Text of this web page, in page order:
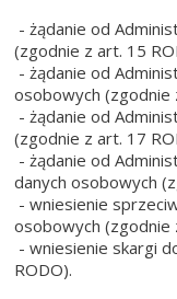
- żądanie od
(zgodnie z art. 15
- żądanie od
osobowych (zgodnie
- żądanie od
(zgodnie z art. 17
- żądanie od
danych osobowych
- wniesienie
osobowych (zgodnie
- wniesienie skargi
RODO).